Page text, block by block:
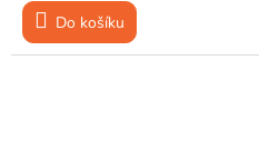
Do košíku